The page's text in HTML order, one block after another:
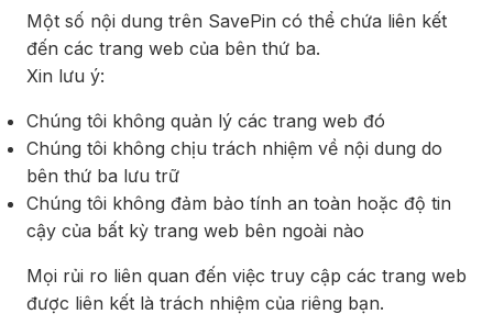
Một số nội dung trên SavePin có thể chứa liên kết
đến các trang web của bên thứ ba.
Xin lưu ý:
Chúng tôi không quản lý các trang web đó
Chúng tôi không chịu trách nhiệm về nội dung do
bên thứ ba lưu trữ
Chúng tôi không đảm bảo tính an toàn hoặc độ tin
cậy của bất kỳ trang web bên ngoài nào
Mọi rủi ro liên quan đến việc truy cập các trang web
được liên kết là trách nhiệm của riêng bạn.